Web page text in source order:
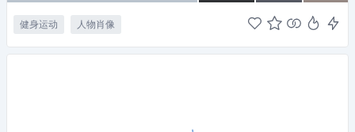
健身运动 人物肖像